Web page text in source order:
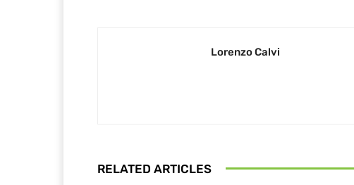
Lorenzo Calvi
RELATED ARTICLES